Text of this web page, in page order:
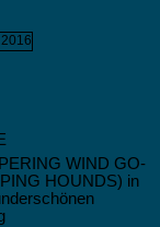
WIND GO-
HOUNDS) in